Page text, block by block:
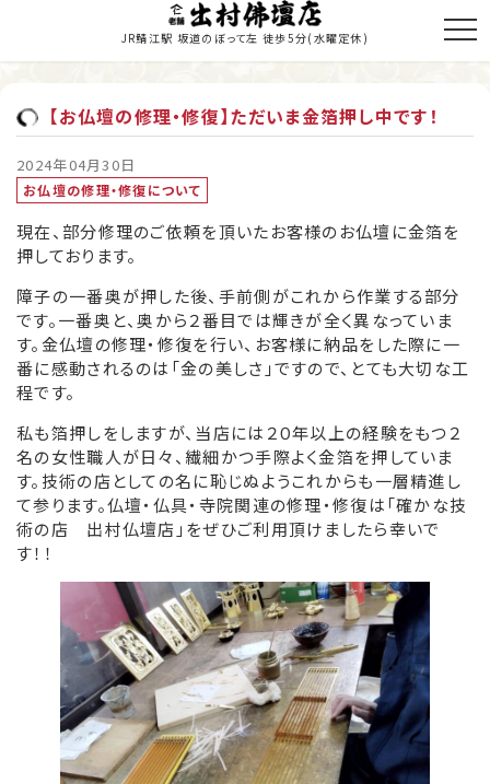
JR鯖江駅 坂道のぼって左 徒歩5分(水曜定休)
商品のご紹介
お仏壇の修理・修復
寺院施工
当店の歩み
職人紹介
新着情報・納入履歴
お問い合わせ・お見積り
リンク集
お役立ち情報
【お仏壇の修理・修復】ただいま金箔押し中です！
2024年04月30日
お仏壇の修理・修復について
現在、部分修理のご依頼を頂いたお客様のお仏壇に金箔を
押しております。
障子の一番奥が押した後、手前側がこれから作業する部分
です。一番奥と、奥から２番目では輝きが全く異なっていま
す。金仏壇の修理・修復を行い、お客様に納品をした際に一
番に感動されるのは「金の美しさ」ですので、とても大切な工
程です。
私も箔押しをしますが、当店には２０年以上の経験をもつ２
名の女性職人が日々、繊細かつ手際よく金箔を押していま
す。技術の店としての名に恥じぬようこれからも一層精進し
て参ります。仏壇・仏具・寺院関連の修理・修復は「確かな技
術の店 出村仏壇店」をぜひご利用頂けましたら幸いで
す！！